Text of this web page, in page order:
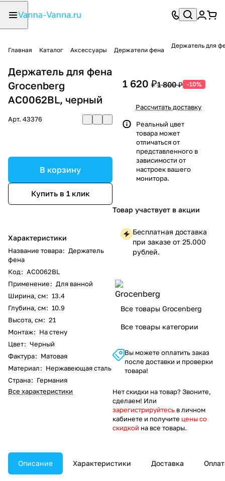
Главная Каталог Аксессуары Держатели фена
Держатель для
Держатель для фена
Grocenberg
AC0062BL, черный
Арт. 43376
В корзину
Купить в 1 клик
Характеристики
Название товара: Держатель
фена
Код: AC0062BL
Применение: Для ванной
Ширина, см: 13.4
Глубина, см: 10.9
Высота, см: 21
Монтаж: На стену
Цвет: Черный
Фактура: Матовая
Материал: Нержавеющая сталь
Страна: Германия
Все характеристики
1 620 ₽1 800 ₽ -10%
Рассчитать доставку
Реальный цвет
товара может
отличаться от
представленного в
зависимости от
настроек вашего
монитора.
Товар участвует в акции
Бесплатная доставка
при заказе от 25.000
рублей.
Все товары Grocenberg
Все товары категории
Вы можете оплатить заказ
после доставки и проверки
товара!
Нет скидки на товар? Звоните,
сделаем! Или
зарегистрируйтесь в личном
кабинете и получите цены со
скидкой на все товары.
Описание Характеристики Доставка